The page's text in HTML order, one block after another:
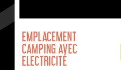
EMPLACEMENT
CAMPING AVEC
ELECTRICITÉ